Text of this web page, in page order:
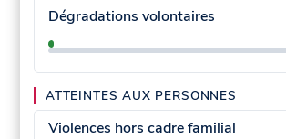
Dégradations volontaires
ATTEINTES AUX PERSONNES
Violences hors cadre familial